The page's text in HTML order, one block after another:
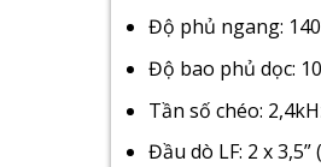
Độ phủ ngang:
Độ bao phủ dọc:
Tần số chéo:
Đầu dò LF: 2 x 3,5”